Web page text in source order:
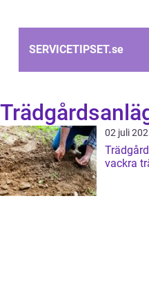
SERVICETIPSET.se
02 juli
vackra